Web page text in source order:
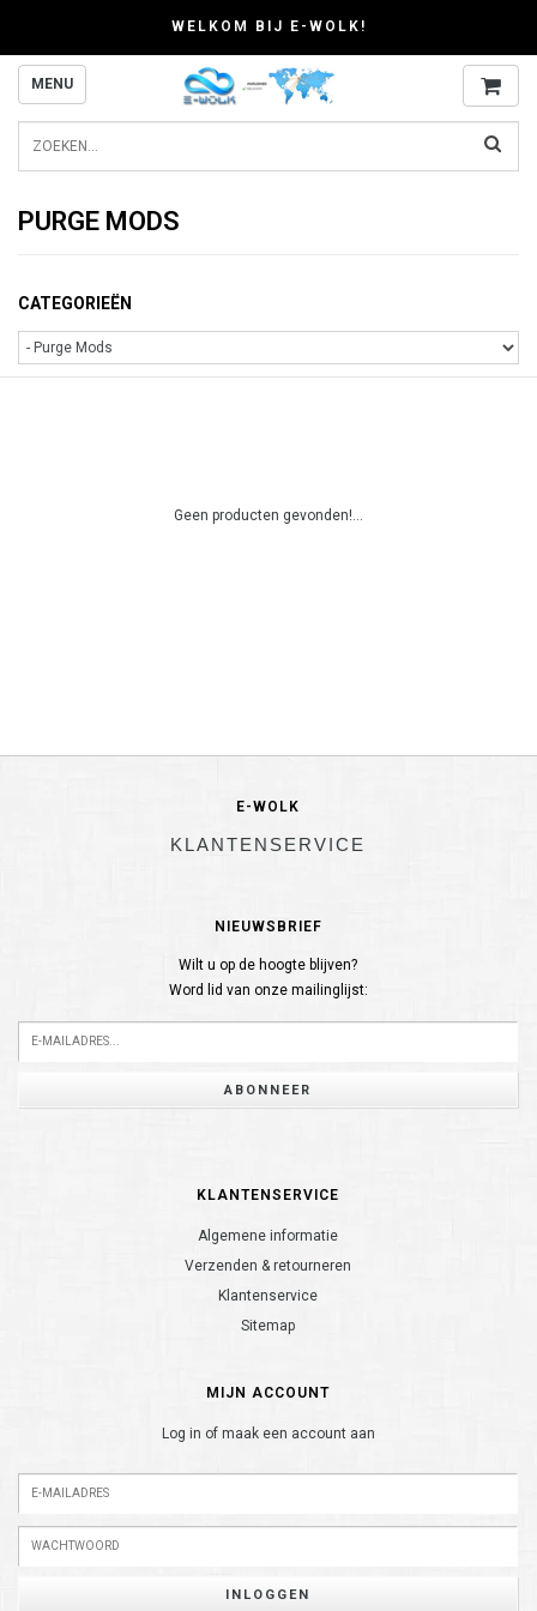
WELKOM BIJ E-WOLK!
MENU
PURGE MODS
CATEGORIEËN
Geen producten gevonden!...
E-WOLK
KLANTENSERVICE
NIEUWSBRIEF
Wilt u op de hoogte blijven?
Word lid van onze mailinglijst:
ABONNEER
KLANTENSERVICE
Algemene informatie
Verzenden & retourneren
Klantenservice
Sitemap
MIJN ACCOUNT
Log in of maak een account aan
INLOGGEN